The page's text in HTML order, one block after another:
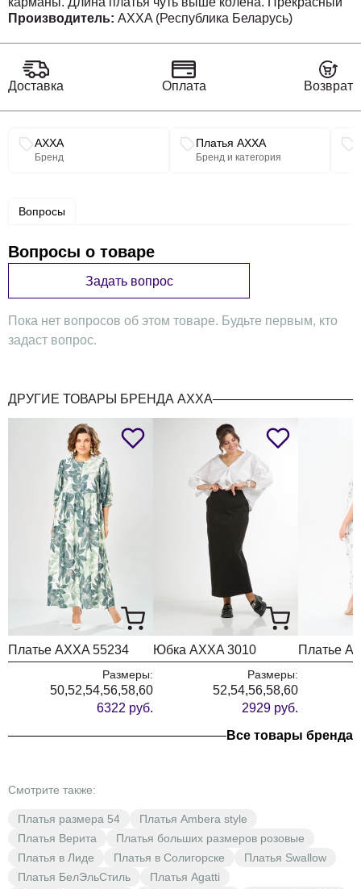
коктейльный вариант платья. Оно привнесёт ощущение
Длина изделия по спинке 86 см.
Ширина
Ширина
88 96
48 96
Производитель: AXXA (Республика Беларусь)
Доставка Оплата Возврат
Связанные разделы каталога
AXXA
Бренд
Платья AXXA
Бренд и категория
Вопросы
Вопросы о товаре
Задать вопрос
Пока нет вопросов об этом товаре. Будьте первым, кто
задаст вопрос.
ДРУГИЕ ТОВАРЫ БРЕНДА AXXA
Платье AXXA 55234
Размеры:
50,52,54,56,58,60
6322 руб.
Юбка AXXA 3010
Размеры:
52,54,56,58,60
2929 руб.
Все товары бренда
Смотрите также:
Платья размера 54
Платья Ambera style
Платья Верита
Платья больших размеров розовые
Платья в Лиде
Платья в Солигорске
Платья Swallow
Платья БелЭльСтиль
Платья Agatti